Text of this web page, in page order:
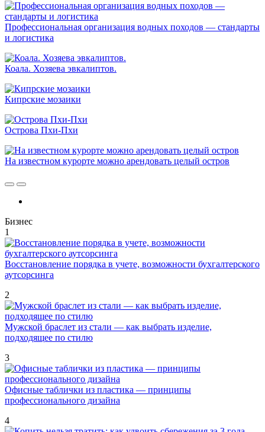
Профессиональная организация водных походов — стандарты
и логистика
Коала. Хозяева эвкалиптов.
Кипрские мозаики
Острова Пхи-Пхи
На известном курорте можно арендовать целый остров
Бизнес
1
Восстановление порядка в учете, возможности бухгалтерского
аутсорсинга
2
Мужской браслет из стали — как выбрать изделие,
подходящее по стилю
3
Офисные таблички из пластика — принципы
профессионального дизайна
4